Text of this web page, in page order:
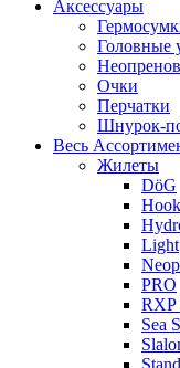
Аксессуары
Головные
Очки
Перчатки
Шнурок-
Весь
Жилеты
DöG
Hook
Light
PRO
RXP
Sea